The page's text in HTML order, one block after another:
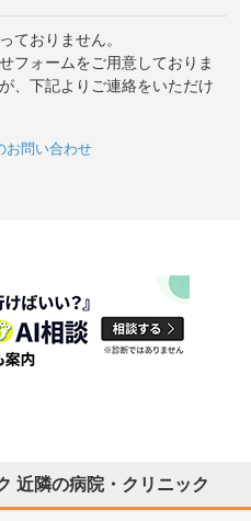
ておりません。
フォームをご用意しておりま
、下記よりご連絡をいただけ
お問い合わせ
近隣の病院・クリニック